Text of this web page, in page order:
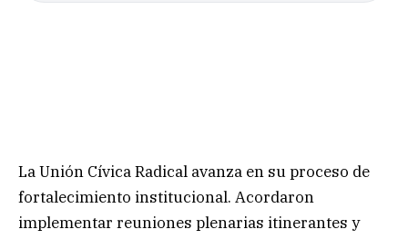
La Unión Cívica Radical avanza en su proceso de
fortalecimiento institucional. Acordaron
implementar reuniones plenarias itinerantes y